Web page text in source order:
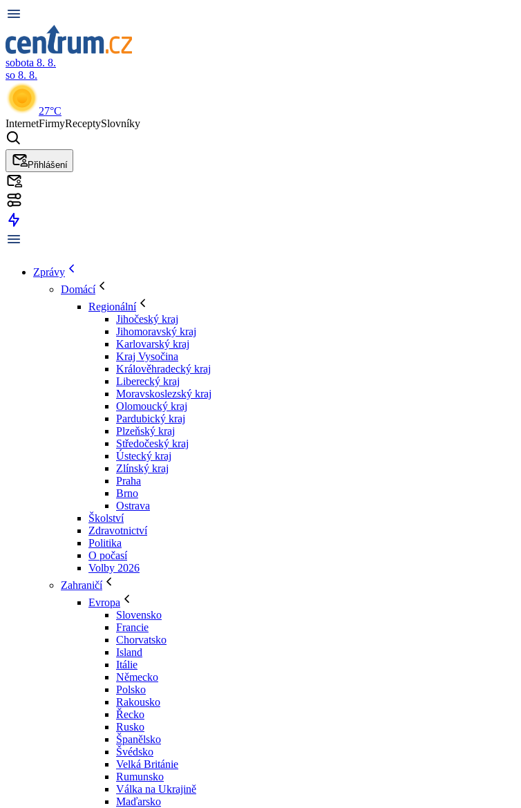
sobota 8. 8.
so 8. 8.
27°C
InternetFirmyReceptySlovníky
Přihlášení
Zprávy
Domácí
Regionální
Jihočeský kraj
Jihomoravský kraj
Karlovarský kraj
Kraj Vysočina
Králověhradecký kraj
Liberecký kraj
Moravskoslezský kraj
Olomoucký kraj
Pardubický kraj
Plzeňský kraj
Středočeský kraj
Ústecký kraj
Zlínský kraj
Praha
Brno
Ostrava
Školství
Zdravotnictví
Politika
O počasí
Volby 2026
Zahraničí
Evropa
Slovensko
Francie
Chorvatsko
Island
Itálie
Německo
Polsko
Rakousko
Řecko
Rusko
Španělsko
Švédsko
Velká Británie
Rumunsko
Válka na Ukrajině
Maďarsko